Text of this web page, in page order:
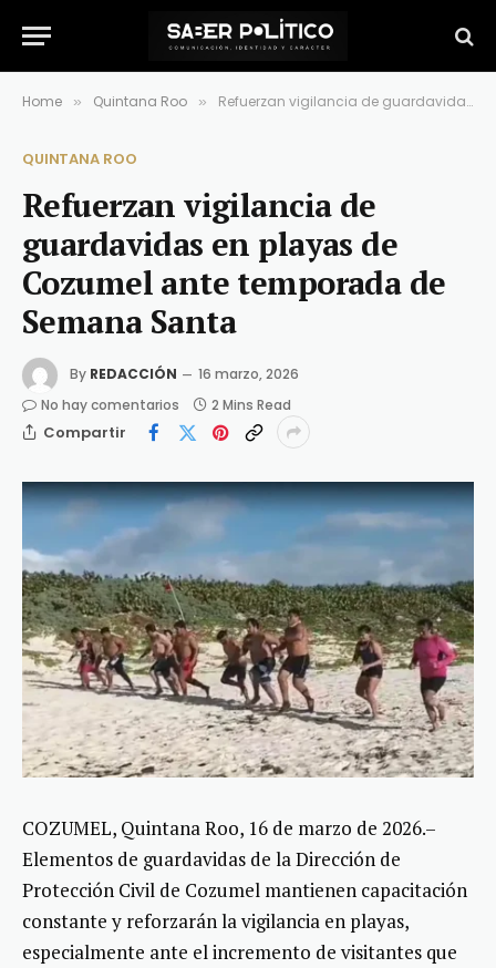
Home » Quintana Roo » Refuerzan vigilancia de guardavidas en playas de Cozumel ante temporada de Semana Santa
QUINTANA ROO
Refuerzan vigilancia de
guardavidas en playas de
Cozumel ante temporada de
Semana Santa
By REDACCIÓN
16 marzo, 2026
No hay comentarios
2 Mins Read
Compartir
COZUMEL, Quintana Roo, 16 de marzo de 2026.–
Elementos de guardavidas de la Dirección de
Protección Civil de Cozumel mantienen capacitación
constante y reforzarán la vigilancia en playas,
especialmente ante el incremento de visitantes que